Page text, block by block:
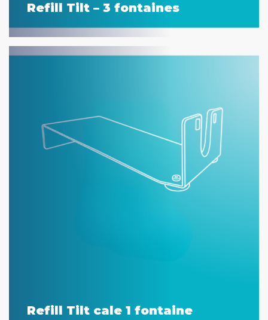
Refill Tilt – 3 fontaines
Refill Tilt cale 1 fontaine